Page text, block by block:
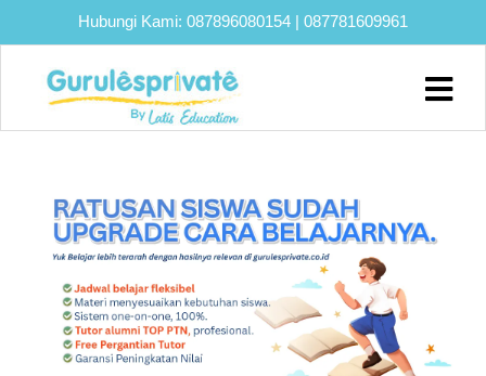
Hubungi Kami: 087896080154 | 087781609961
Home
Program
Bimbel
SNBT